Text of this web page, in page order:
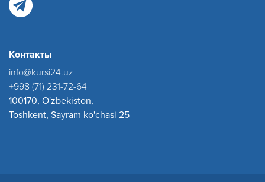
Контакты
info@kursi24.uz
+998 (71) 231-72-64
100170, O'zbekiston,
Toshkent, Sayram ko'chasi 25